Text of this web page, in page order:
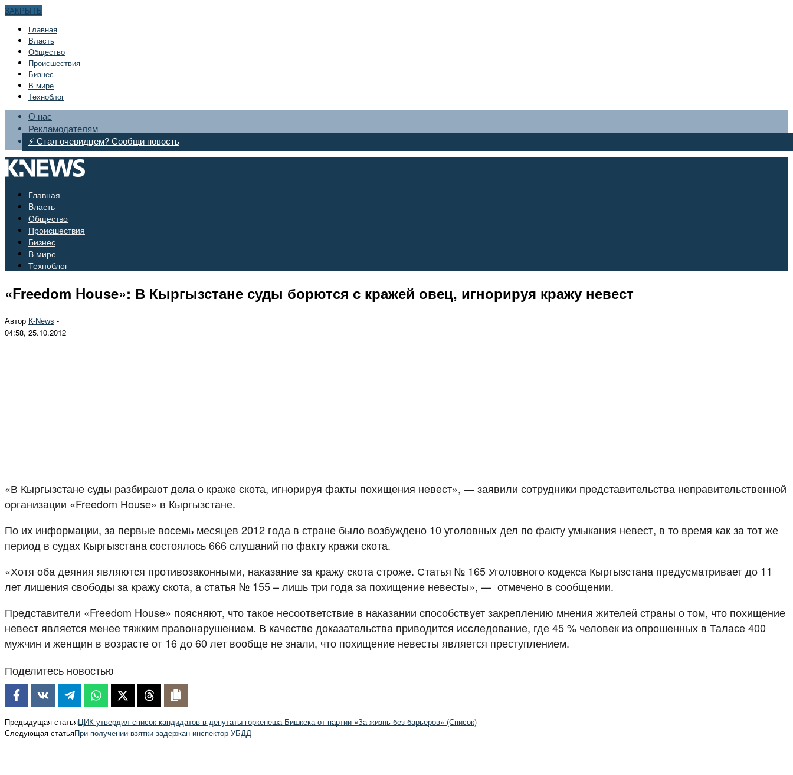
ЗАКРЫТЬ
Главная
Bласть
Общество
Происшествия
Бизнес
В мире
Техноблог
О нас
Рекламодателям
⚡ Стал очевидцем? Сообщи новость
Главная
Bласть
Общество
Происшествия
Бизнес
В мире
Техноблог
«Freedom House»: В Кыргызстане суды борются с кражей овец, игнорируя кражу невест
Автор K-News -
04:58, 25.10.2012
«В Кыргызстане суды разбирают дела о краже скота, игнорируя факты похищения невест», — заявили сотрудники представительства неправительственной
организации «Freedom House» в Кыргызстане.
По их информации, за первые восемь месяцев 2012 года в стране было возбуждено 10 уголовных дел по факту умыкания невест, в то время как за тот же
период в судах Кыргызстана состоялось 666 слушаний по факту кражи скота.
«Хотя оба деяния являются противозаконными, наказание за кражу скота строже. Статья № 165 Уголовного кодекса Кыргызстана предусматривает до 11
лет лишения свободы за кражу скота, а статья № 155 – лишь три года за похищение невесты», — отмечено в сообщении.
Представители «Freedom House» поясняют, что такое несоответствие в наказании способствует закреплению мнения жителей страны о том, что похищение
невест является менее тяжким правонарушением. В качестве доказательства приводится исследование, где 45 % человек из опрошенных в Таласе 400
мужчин и женщин в возрасте от 16 до 60 лет вообще не знали, что похищение невесты является преступлением.
Поделитесь новостью
Предыдущая статьяЦИК утвердил список кандидатов в депутаты горкенеша Бишкека от партии «За жизнь без барьеров» (Список)
Следующая статьяПри получении взятки задержан инспектор УБДД